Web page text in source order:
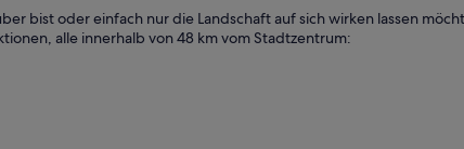
bist oder einfach nur die Landschaft auf sich wirken lassen
alle innerhalb von 48 km vom Stadtzentrum: